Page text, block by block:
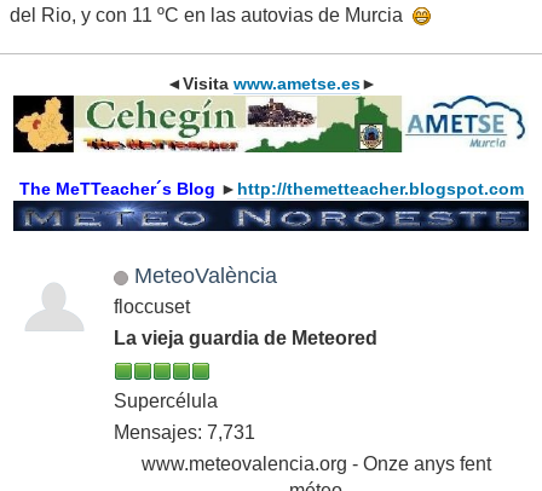
del Rio, y con 11 ºC en las autovias de Murcia
◄Visita www.ametse.es►
The MeTTeacher´s Blog ► http://themetteacher.blogspot.com
MeteoValència
floccuset
La vieja guardia de Meteored
Supercélula
Mensajes: 7,731
www.meteovalencia.org - Onze anys fent